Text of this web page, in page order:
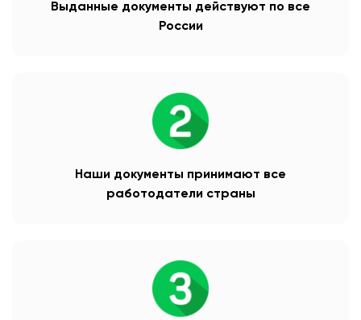
Выданные документы действуют по все
России
Наши документы принимают все
работодатели страны